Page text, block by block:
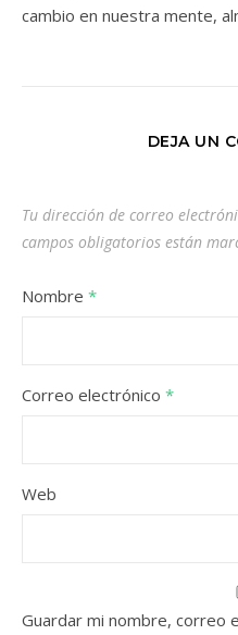
cambio en nuestra mente,
DEJA UN
Tu dirección de correo
campos obligatorios están
Nombre *
Correo electrónico *
Web
Guardar mi nombre, correo